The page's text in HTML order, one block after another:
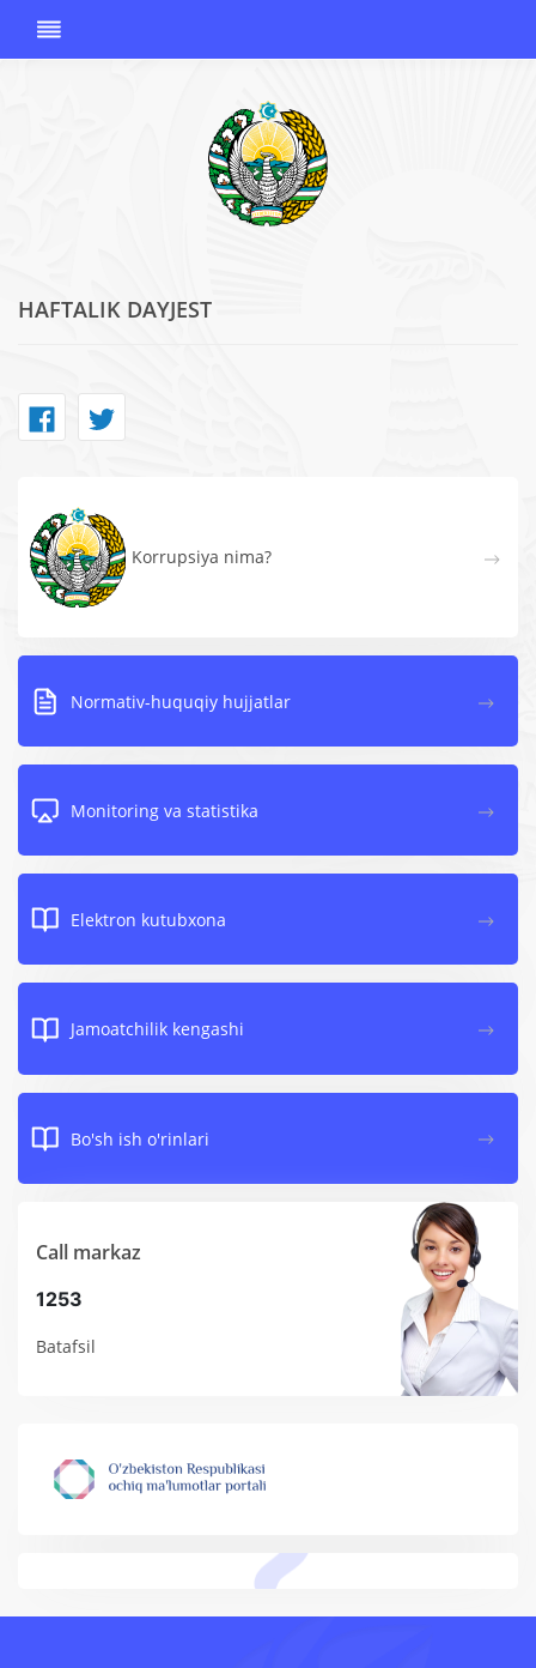
HAFTALIK DAYJEST
Korrupsiya nima?
Normativ-huquqiy hujjatlar
Monitoring va statistika
Elektron kutubxona
Jamoatchilik kengashi
Bo'sh ish o'rinlari
Call markaz
1253
Batafsil